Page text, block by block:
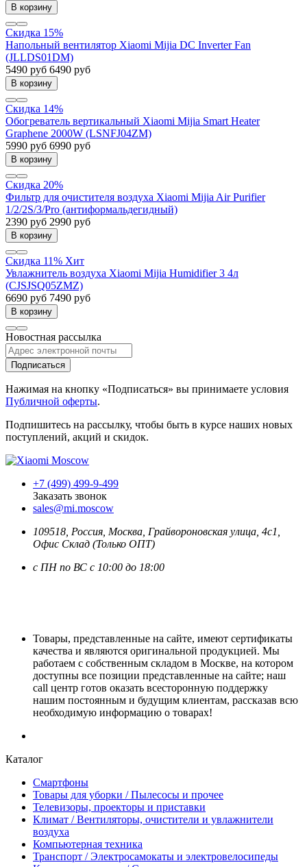
В корзину
Скидка 15%
Напольный вентилятор Xiaomi Mijia DC Inverter Fan
(JLLDS01DM)
5490 руб 6490 руб
В корзину
Скидка 14%
Обогреватель вертикальный Xiaomi Mijia Smart Heater
Graphene 2000W (LSNFJ04ZM)
5990 руб 6990 руб
В корзину
Скидка 20%
Фильтр для очистителя воздуха Xiaomi Mijia Air Purifier
1/2/2S/3/Pro (антиформальдегидный)
2390 руб 2990 руб
В корзину
Скидка 11% Хит
Увлажнитель воздуха Xiaomi Mijia Humidifier 3 4л
(CJSJSQ05ZMZ)
6690 руб 7490 руб
В корзину
Новостная рассылка
Подписаться
Нажимая на кнопку «Подписаться» вы принимаете условия
Публичной оферты.
Подпишитесь на рассылку, чтобы быть в курсе наших новых
поступлений, акций и скидок.
+7 (499) 499-9-499
Заказать звонок
sales@mi.moscow
109518, Россия Москва , Грайвороновская улица, 4с1,
Офис Склад (Только ОПТ)
с ПН по ВС с 10:00 до 18:00
Товары, представленные на сайте, имеют сертификаты
качества и являются оригинальной продукцией. Мы
работаем с собственным складом в Москве, на котором
доступны все позиции представленные на сайте; наш
call центр готов оказать всесторонную поддержку
нашим постоянным и будущим клиентам, рассказав всю
необходимую информацию о товарах!
Каталог
Смартфоны
Товары для уборки / Пылесосы и прочее
Телевизоры, проекторы и приставки
Климат / Вентиляторы, очистители и увлажнители
воздуха
Компьютерная техника
Транспорт / Электросамокаты и электровелосипеды